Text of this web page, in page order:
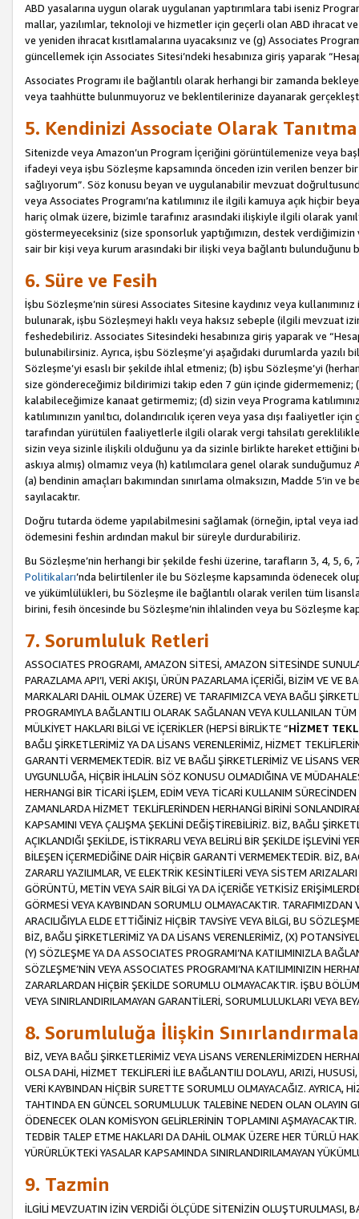
ABD yasalarına uygun olarak uygulanan yaptırımlara tabi iseniz
mallar, yazılımlar, teknoloji ve hizmetler için geçerli olan ABD ihracat
ve yeniden ihracat kısıtlamalarına uyacaksınız ve (g) Associates
güncellemek için Associates Sitesi’ndeki hesabınıza giriş yaparak
Associates Programı ile bağlantılı olarak herhangi bir zamanda
veya taahhütte bulunmuyoruz ve beklentilerinize dayanarak
5. Kendinizi Associate Olarak
Sitenizde veya Amazon’un Program İçeriğini görüntülemenize veya
ifadeyi veya işbu Sözleşme kapsamında önceden izin verilen benzer
sağlıyorum”. Söz konusu beyan ve uygulanabilir mevzuat
veya Associates Programı’na katılımınız ile ilgili kamuya açık hiçbir
hariç olmak üzere, bizimle tarafınız arasındaki ilişkiyle ilgili olarak
göstermeyeceksiniz (size sponsorluk yaptığımızın, destek
sair bir kişi veya kurum arasındaki bir ilişki veya bağlantı bulunduğunu
6. Süre ve Fesih
İşbu Sözleşme’nin süresi Associates Sitesine kaydınız veya
bulunarak, işbu Sözleşmeyi haklı veya haksız sebeple (ilgili mevzuat
feshedebiliriz. Associates Sitesindeki hesabınıza giriş yaparak ve
bulunabilirsiniz. Ayrıca, işbu Sözleşme’yi aşağıdaki durumlarda yazılı
Sözleşme’yi esaslı bir şekilde ihlal etmeniz; (b) işbu Sözleşme’yi
size göndereceğimiz bildirimizi takip eden 7 gün içinde gidermemeniz;
kalabileceğimize kanaat getirmemiz; (d) sizin veya Programa
katılımınızın yanıltıcı, dolandırıcılık içeren veya yasa dışı
tarafından yürütülen faaliyetlerle ilgili olarak vergi tahsilatı
sizin veya sizinle ilişkili olduğunu ya da sizinle birlikte hareket ettiğini
askıya almış) olmamız veya (h) katılımcılara genel olarak
(a) bendinin amaçları bakımından sınırlama olmaksızın, Madde 5’in
sayılacaktır.
Doğru tutarda ödeme yapılabilmesini sağlamak (örneğin, iptal veya
ödemesini feshin ardından makul bir süreyle durdurabiliriz.
Bu Sözleşme’nin herhangi bir şekilde feshi üzerine, tarafların 3, 4, 5,
Politikaları’nda belirtilenler ile bu Sözleşme kapsamında ödenecek
ve yükümlülükleri, bu Sözleşme ile bağlantılı olarak verilen tüm
birini, fesih öncesinde bu Sözleşme’nin ihlalinden veya bu Sözleşme
7. Sorumluluk Retleri
ASSOCIATES PROGRAMI, AMAZON SİTESİ, AMAZON SİTESİNDE
PARAZLAMA API’I, VERİ AKIŞI, ÜRÜN PAZARLAMA İÇERİĞİ, BİZİM VE VE
MARKALARI DAHİL OLMAK ÜZERE) VE TARAFIMIZCA VEYA BAĞLI
PROGRAMIYLA BAĞLANTILI OLARAK SAĞLANAN VEYA KULLANILAN
MÜLKİYET HAKLARI BİLGİ VE İÇERİKLER (HEPSİ BİRLİKTE “HİZMET
BAĞLI ŞİRKETLERİMİZ YA DA LİSANS VERENLERİMİZ, HİZMET
GARANTİ VERMEMEKTEDİR. BİZ VE BAĞLI ŞİRKETLERİMİZ VE LİSANS
UYGUNLUĞA, HİÇBİR İHLALİN SÖZ KONUSU OLMADIĞINA VE
HERHANGİ BİR TİCARİ İŞLEM, EDİM VEYA TİCARİ KULLANIM
ZAMANLARDA HİZMET TEKLİFLERİNDEN HERHANGİ BİRİNİ
KAPSAMINI VEYA ÇALIŞMA ŞEKLİNİ DEĞİŞTİREBİLİRİZ. BİZ, BAĞLI
AÇIKLANDIĞI ŞEKİLDE, İSTİKRARLI VEYA BELİRLİ BİR ŞEKİLDE İŞLEVİNİ
BİLEŞEN İÇERMEDİĞİNE DAİR HİÇBİR GARANTİ VERMEMEKTEDİR. BİZ,
ZARARLI YAZILIMLAR, VE ELEKTRİK KESİNTİLERİ VEYA SİSTEM
GÖRÜNTÜ, METİN VEYA SAİR BİLGİ YA DA İÇERİĞE YETKİSİZ
GÖRMESİ VEYA KAYBINDAN SORUMLU OLMAYACAKTIR.
ARACILIĞIYLA ELDE ETTİĞİNİZ HİÇBİR TAVSİYE VEYA BİLGİ, BU
BİZ, BAĞLI ŞİRKETLERİMİZ YA DA LİSANS VERENLERİMİZ, (X)
(Y) SÖZLEŞME YA DA ASSOCIATES PROGRAMI’NA KATILIMINIZLA
SÖZLEŞME’NİN VEYA ASSOCIATES PROGRAMI’NA KATILIMINIZIN
ZARARLARDAN HİÇBİR ŞEKİLDE SORUMLU OLMAYACAKTIR. İŞBU
VEYA SINIRLANDIRILAMAYAN GARANTİLERİ, SORUMLULUKLARI VEYA
8. Sorumluluğa İlişkin
BİZ, VEYA BAĞLI ŞİRKETLERİMİZ VEYA LİSANS VERENLERİMİZDEN
OLSA DAHİ, HİZMET TEKLİFLERİ İLE BAĞLANTILI DOLAYLI, ARIZİ,
VERİ KAYBINDAN HİÇBİR SURETTE SORUMLU OLMAYACAĞIZ. AYRICA,
TAHTINDA EN GÜNCEL SORUMLULUK TALEBİNE NEDEN OLAN OLAYIN
ÖDENECEK OLAN KOMİSYON GELİRLERİNİN TOPLAMINI
TEDBİR TALEP ETME HAKLARI DA DAHİL OLMAK ÜZERE HER TÜRLÜ
YÜRÜRLÜKTEKİ YASALAR KAPSAMINDA SINIRLANDIRILAMAYAN
9. Tazmin
İLGİLİ MEVZUATIN İZİN VERDİĞİ ÖLÇÜDE SİTENİZİN OLUŞTURULMASI,